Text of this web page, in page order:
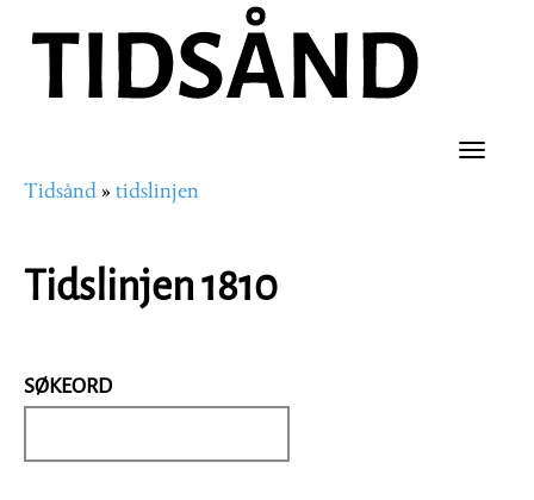
hovedinnhold
Toggle
Navigasjonssti
Tidsånd tidslinjen
Tidslinjen 1810
SØKEORD